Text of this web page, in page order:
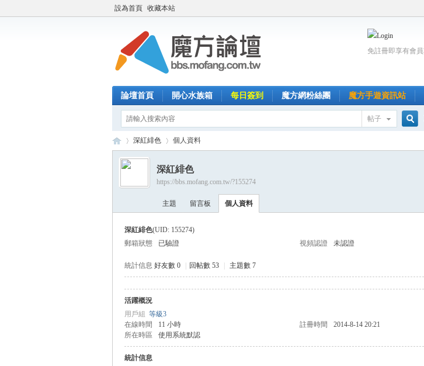
設為首頁 收藏本站
免註冊即享有會
論壇首頁 開心水族箱 每日簽到 魔方網粉絲團 魔方手遊資訊站
帖子
›
深紅緋色 個人資料
深紅緋色
https://bbs.mofang.com.tw/?155274
主題 留言板 個人資料
深紅緋色(UID: 155274)
郵箱狀態
已驗證 視頻認證 未認證
統計信息 好友數 0 回帖數 53 主題數 7
活躍概況
用戶組 等級3
在線時間
11 小時 註冊時間 2014-8-14 20:21
所在時區
使用系統默認
統計信息